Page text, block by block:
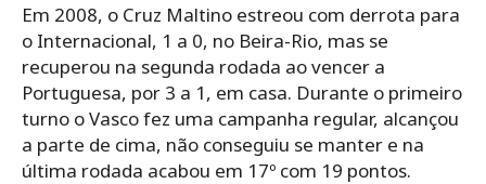
Em 2008, o Cruz Maltino estreou com derrota para
o Internacional, 1 a 0, no Beira-Rio, mas se
recuperou na segunda rodada ao vencer a
Portuguesa, por 3 a 1, em casa. Durante o primeiro
turno o Vasco fez uma campanha regular, alcançou
a parte de cima, não conseguiu se manter e na
última rodada acabou em 17º com 19 pontos.